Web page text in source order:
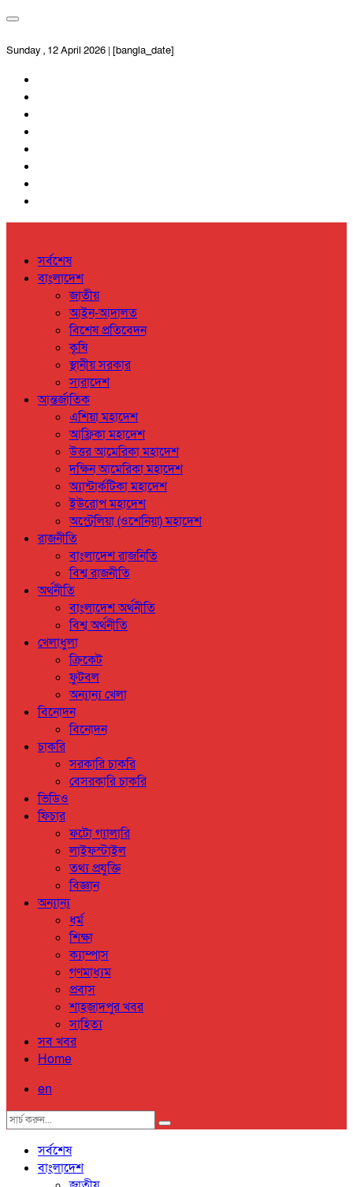
Sunday , 12 April 2026 | [bangla_date]
সর্বশেষ
বাংলাদেশ
জাতীয়
আইন-আদালত
বিশেষ প্রতিবেদন
কৃষি
স্থানীয় সরকার
সারাদেশ
আন্তর্জাতিক
এশিয়া মহাদেশ
আফ্রিকা মহাদেশ
উত্তর আমেরিকা মহাদেশ
দক্ষিন আমেরিকা মহাদেশ
অ্যান্টার্কটিকা মহাদেশ
ইউরোপ মহাদেশ
অস্ট্রেলিয়া (ওশেনিয়া) মহাদেশ
রাজনীতি
বাংলাদেশ রাজনিতি
বিশ্ব রাজনীতি
অর্থনীতি
বাংলাদেশ অর্থনীতি
বিশ্ব অর্থনীতি
খেলাধুলা
ক্রিকেট
ফুটবল
অন্যান্য খেলা
বিনোদন
বিনোদন
চাকরি
সরকারি চাকরি
বেসরকারি চাকরি
ভিডিও
ফিচার
ফটো গ্যালারি
লাইফস্টাইল
তথ্য প্রযুক্তি
বিজ্ঞান
অন্যান্য
ধর্ম
শিক্ষা
ক্যাম্পাস
গণমাধ্যম
প্রবাস
শাহজাদপুর খবর
সাহিত্য
সব খবর
Home
en
সর্বশেষ
বাংলাদেশ